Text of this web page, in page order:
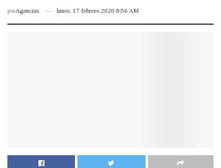
porAgencias lunes, 17 febrero 2020 8:56 AM